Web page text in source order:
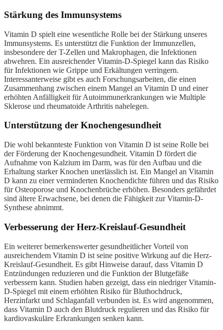
Stärkung des Immunsystems
Vitamin D spielt eine wesentliche Rolle bei der Stärkung unseres
Immunsystems. Es unterstützt die Funktion der Immunzellen,
insbesondere der T-Zellen und Makrophagen, die Infektionen
abwehren. Ein ausreichender Vitamin-D-Spiegel kann das Risiko
für Infektionen wie Grippe und Erkältungen verringern.
Interessanterweise gibt es auch Forschungsarbeiten, die einen
Zusammenhang zwischen einem Mangel an Vitamin D und einer
erhöhten Anfälligkeit für Autoimmunerkrankungen wie Multiple
Sklerose und rheumatoide Arthritis nahelegen.
Unterstützung der Knochengesundheit
Die wohl bekannteste Funktion von Vitamin D ist seine Rolle bei
der Förderung der Knochengesundheit. Vitamin D fördert die
Aufnahme von Kalzium im Darm, was für den Aufbau und die
Erhaltung starker Knochen unerlässlich ist. Ein Mangel an Vitamin
D kann zu einer verminderten Knochendichte führen und das Risiko
für Osteoporose und Knochenbrüche erhöhen. Besonders gefährdet
sind ältere Erwachsene, bei denen die Fähigkeit zur Vitamin-D-
Synthese abnimmt.
Verbesserung der Herz-Kreislauf-Gesundheit
Ein weiterer bemerkenswerter gesundheitlicher Vorteil von
ausreichendem Vitamin D ist seine positive Wirkung auf die Herz-
Kreislauf-Gesundheit. Es gibt Hinweise darauf, dass Vitamin D
Entzündungen reduzieren und die Funktion der Blutgefäße
verbessern kann. Studien haben gezeigt, dass ein niedriger Vitamin-
D-Spiegel mit einem erhöhten Risiko für Bluthochdruck,
Herzinfarkt und Schlaganfall verbunden ist. Es wird angenommen,
dass Vitamin D auch den Blutdruck regulieren und das Risiko für
kardiovaskuläre Erkrankungen senken kann.